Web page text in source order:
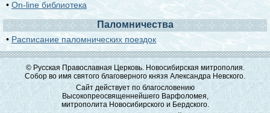
• On-line библиотека
Паломничества
• Расписание паломнических поездок
© Русская Православная Церковь. Новосибирская митрополия.
Собор во имя святого благоверного князя Александра Невского.
Сайт действует по благословению
Высокопреосвященнейшего Варфоломея,
митрополита Новосибирского и Бердского.